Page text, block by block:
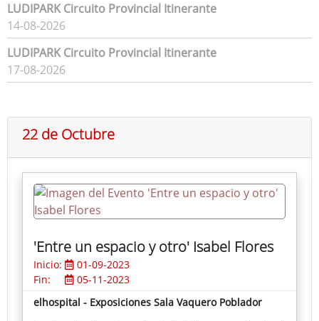
LUDIPARK Circuito Provincial Itinerante
14-08-2026
LUDIPARK Circuito Provincial Itinerante
17-08-2026
22 de Octubre
'Entre un espacio y otro' Isabel Flores
Inicio:
01-09-2023
Fin:
05-11-2023
elhospital - Exposiciones Sala Vaquero Poblador